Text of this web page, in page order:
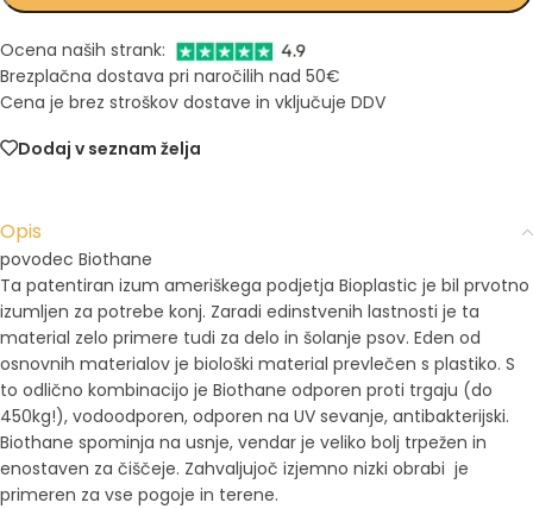
Ocena naših strank:
Brezplačna dostava pri naročilih nad 50€
Cena je brez stroškov dostave in vključuje DDV
Dodaj v seznam želja
Opis
povodec Biothane
Ta patentiran izum ameriškega podjetja Bioplastic je bil prvotno
izumljen za potrebe konj. Zaradi edinstvenih lastnosti je ta
material zelo primere tudi za delo in šolanje psov. Eden od
osnovnih materialov je biološki material prevlečen s plastiko. S
to odlično kombinacijo je Biothane odporen proti trgaju (do
450kg!), vodoodporen, odporen na UV sevanje, antibakterijski.
Biothane spominja na usnje, vendar je veliko bolj trpežen in
enostaven za čiščeje. Zahvaljujoč izjemno nizki obrabi je
primeren za vse pogoje in terene.